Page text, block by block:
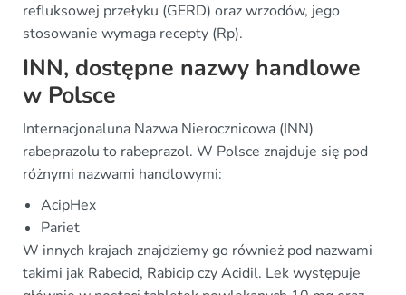
refluksowej przełyku (GERD) oraz wrzodów, jego
stosowanie wymaga recepty (Rp).
INN, dostępne nazwy handlowe
w Polsce
Internacjonaluna Nazwa Nierocznicowa (INN)
rabeprazolu to rabeprazol. W Polsce znajduje się pod
różnymi nazwami handlowymi:
AcipHex
Pariet
W innych krajach znajdziemy go również pod nazwami
takimi jak Rabecid, Rabicip czy Acidil. Lek występuje